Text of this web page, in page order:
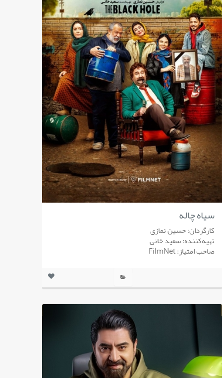
سیاه چاله
کارگردان: حسین نمازی
تهیه‌کننده: سعید خانی
صاحب امتیاز: FilmNet